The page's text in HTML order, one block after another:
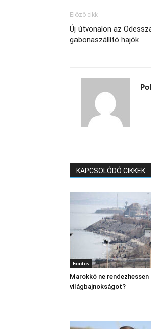
Előző cikk
Új útvonalon az
gabonaszállító hajók
KAPCSOLÓDÓ CIKKEK
Fontos
Marokkó ne
világbajnokságot?